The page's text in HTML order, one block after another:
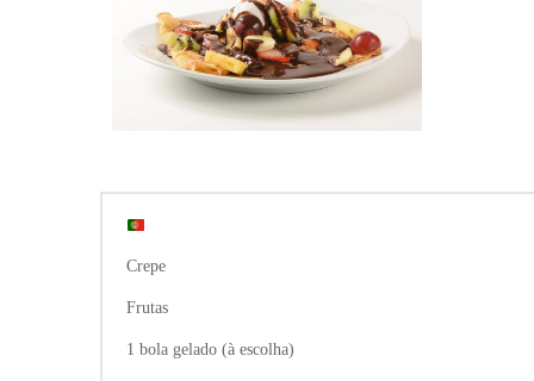
Crepe
Frutas
1 bola gelado (à escolha)